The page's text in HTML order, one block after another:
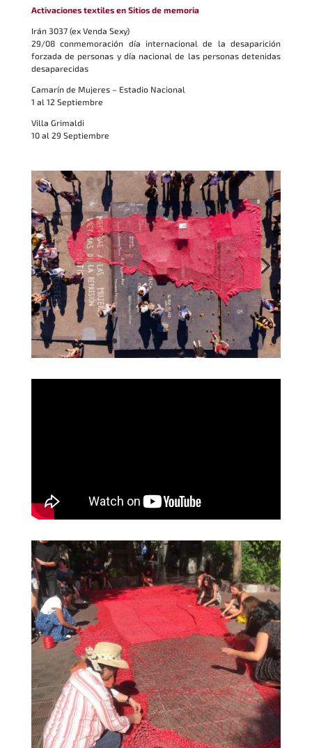
Activaciones textiles en Sitios de memoria
Irán 3037 (ex Venda Sexy)
29/08 conmemoración día internacional de la desaparición
forzada de personas y día nacional de las personas detenidas
desaparecidas
Camarín de Mujeres – Estadio Nacional
1 al 12 Septiembre
Villa Grimaldi
10 al 29 Septiembre